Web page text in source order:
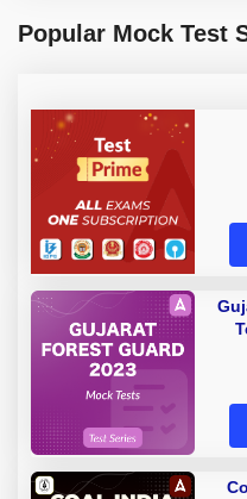
Popular Mock Test